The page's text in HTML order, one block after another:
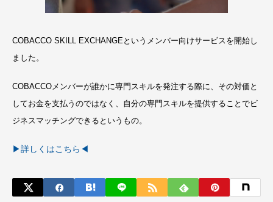
COBACCO SKILL EXCHANGEというメンバー向けサービスを開始し
ました。
COBACCOメンバーが誰かに専門スキルを発注する際に、その対価と
してお金を支払うのではなく、自分の専門スキルを提供することでビ
ジネスマッチングできるというもの。
▶詳しくはこちら◀